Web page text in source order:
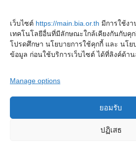
เว็บไซต์ https://main.bia.or.th มีการใช้ง
เทคโนโลยีอื่นที่มีลักษณะใกล้เคียงกันกับคุก
โปรดศึกษา นโยบายการใช้คุกกี้ และ นโย
ข้อมูล ก่อนใช้บริการเว็บไซต์ ได้ที่ลิงค์ด้าน
Manage options
ยอมรับ
ปฏิเสธ
Copyright © 2023. Buddhadasa